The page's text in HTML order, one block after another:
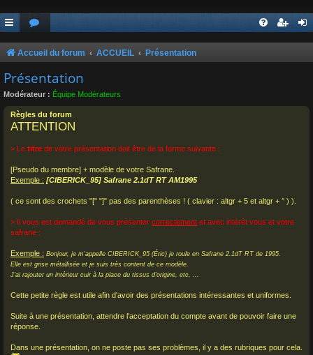
Accueil du forum ACCUEIL Présentation
Présentation
Modérateur : Équipe Modérateurs
Règles du forum
ATTENTION
> Le titre de votre présentation doit être de la forme suivante :
[Pseudo du membre] + modèle de votre Safrane.
Exemple : [CIBERICK_95] Safrane 2.1dT RT AM1995
( ce sont des crochets "[" "]" pas des parenthèses ! ( clavier : altgr + 5 et altgr + ° ) ).
> Il vous est demandé de vous présenter correctement et avec intérêt vous et votre
safrane :
Exemple : Bonjour, je m'appelle CIBERICK_95 (Éric) je roule en Safrane 2.1dT RT de 1995.
Elle est grise métallisée et je suis très content de ce modèle.
J'ai rajouter un intérieur cuir à la place du tissus d'origine, etc, ...
Cette petite règle est utile afin d'avoir des présentations intéressantes et uniformes.
Suite à une présentation, attendre l'acceptation du compte avant de pouvoir faire une
réponse.
Dans une présentation, on ne poste pas ses problèmes, il y a des rubriques pour cela.